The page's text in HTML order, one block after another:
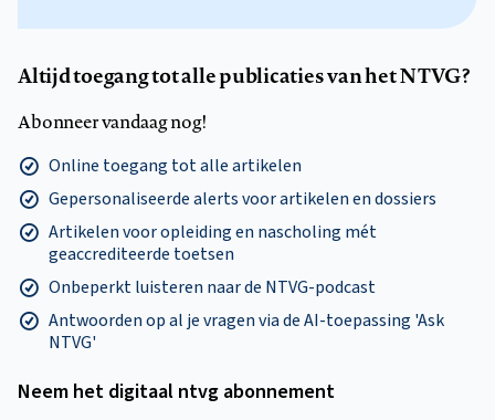
Altijd toegang tot alle publicaties van het NTVG?
Abonneer vandaag nog!
Online toegang tot alle artikelen
Gepersonaliseerde alerts voor artikelen en dossiers
Artikelen voor opleiding en nascholing mét
geaccrediteerde toetsen
Onbeperkt luisteren naar de NTVG-podcast
Antwoorden op al je vragen via de AI-toepassing 'Ask
NTVG'
Neem het digitaal ntvg abonnement